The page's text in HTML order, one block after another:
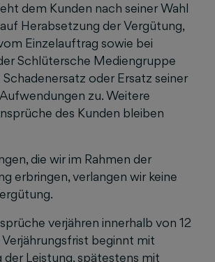
dem Kunden nach seiner Wahl
Herabsetzung der Vergütung,
Einzelauftrag sowie bei
Schlütersche Mediengruppe
oder Ersatz seiner
zu. Weitere
des Kunden bleiben
die wir im Rahmen der
erbringen, verlangen wir keine
verjähren innerhalb von 12
beginnt mit
Leistung, spätestens mit